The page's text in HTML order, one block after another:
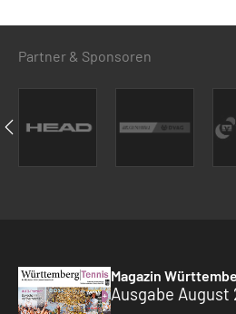
Partner & Sponsoren
Magazin
Ausgabe August